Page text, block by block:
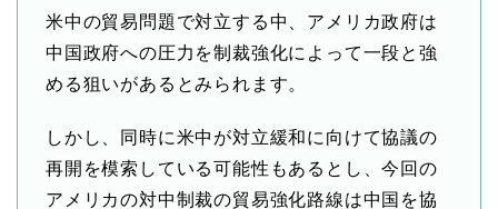
米中の貿易問題で対立する中、アメリカ政府は
中国政府への圧力を制裁強化によって一段と強
める狙いがあるとみられます。
しかし、同時に米中が対立緩和に向けて協議の
再開を模索している可能性もあるとし、今回の
アメリカの対中制裁の貿易強化路線は中国を協